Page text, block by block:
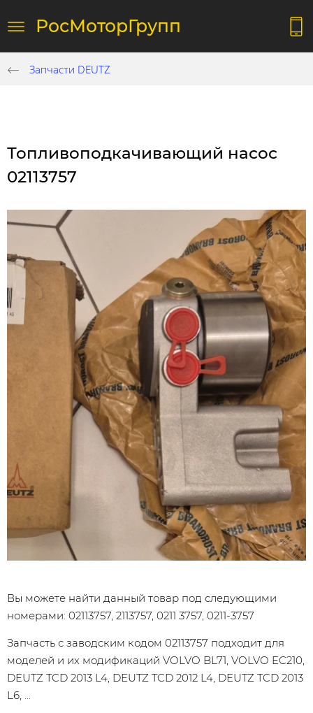
РосМоторГрупп
Запчасти DEUTZ
Топливоподкачивающий насос
02113757
Вы можете найти данный товар под следующими
номерами: 02113757, 2113757, 0211 3757, 0211-3757
Запчасть с заводским кодом 02113757 подходит для
моделей и их модификаций VOLVO BL71, VOLVO EC210,
DEUTZ TCD 2013 L4, DEUTZ TCD 2012 L4, DEUTZ TCD 2013
L6, ...